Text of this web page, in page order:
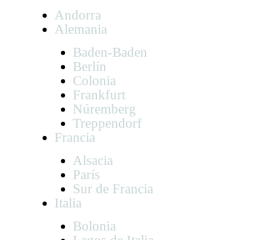
Andorra
Alemania
Baden-Baden
Berlín
Colonia
Frankfurt
Núremberg
Treppendorf
Francia
Alsacia
París
Sur de Francia
Italia
Bolonia